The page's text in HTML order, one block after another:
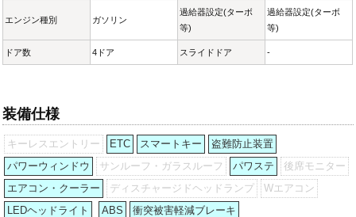
エンジン種別 ガソリン
過給器設定(ターボ
等)
過給器設定(ターボ
等)
ドア数 4ドア スライドドア -
装備仕様
キーレスエントリー ETC スマートキー
盗難防止装置
パワーウィンドウ
サンルーフ・ガラスルーフ パワステ
後席モニター
エアコン・クーラー
ディスチャージドヘッドランプ
Wエアコン
LEDヘッドライト
ABS
衝突被害軽減ブレーキ